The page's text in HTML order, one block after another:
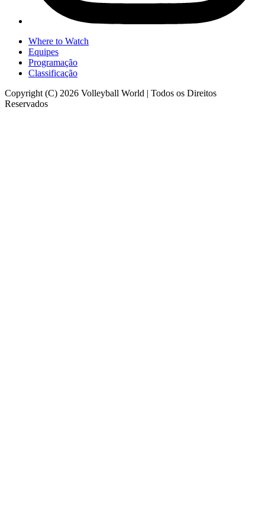
Where to Watch
Equipes
Programação
Classificação
Copyright (C) 2026 Volleyball World | Todos os Direitos
Reservados